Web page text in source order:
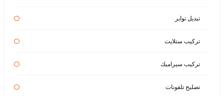
تبديل تواير
تركيب ستلايت
تركيب سيراميك
تصليح تلفونات